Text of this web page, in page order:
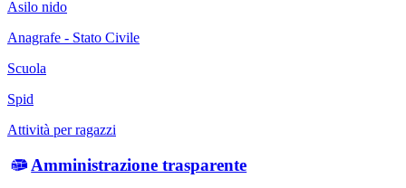
Asilo nido
Anagrafe - Stato Civile
Scuola
Spid
Attività per ragazzi
Amministrazione trasparente